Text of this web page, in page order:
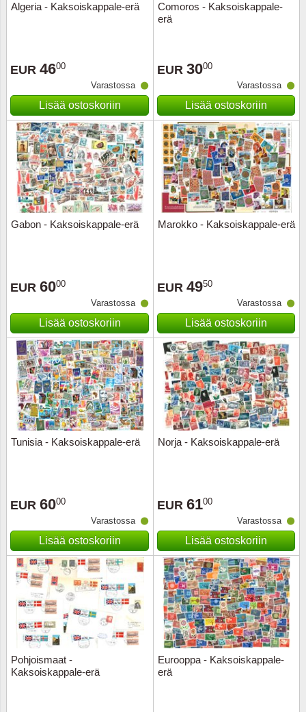
Algeria - Kaksoiskappale-erä
EUR 4600
Varastossa
Lisää ostoskoriin
Comoros - Kaksoiskappale-
erä
EUR 3000
Varastossa
Lisää ostoskoriin
Gabon - Kaksoiskappale-erä
EUR 6000
Varastossa
Lisää ostoskoriin
Marokko - Kaksoiskappale-erä
EUR 4950
Varastossa
Lisää ostoskoriin
Tunisia - Kaksoiskappale-erä
EUR 6000
Varastossa
Lisää ostoskoriin
Norja - Kaksoiskappale-erä
EUR 6100
Varastossa
Lisää ostoskoriin
Pohjoismaat -
Kaksoiskappale-erä
Eurooppa - Kaksoiskappale-
erä